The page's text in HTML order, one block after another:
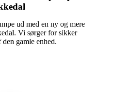
ud med en ny og mere
Vi sørger for sikker
gamle enhed.